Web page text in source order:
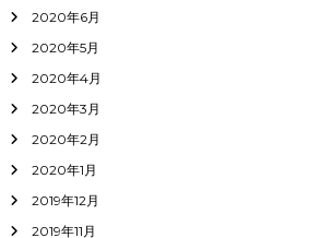
2020年6月
2020年5月
2020年4月
2020年3月
2020年2月
2020年1月
2019年12月
2019年11月